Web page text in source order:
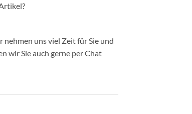
uns viel Zeit für Sie und
wir Sie auch gerne per Chat